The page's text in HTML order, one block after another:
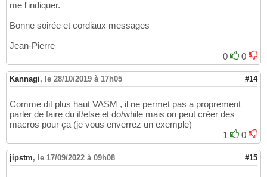
me l'indiquer.
Bonne soirée et cordiaux messages
Jean-Pierre
0
0
Kannagi, le 28/10/2019 à 17h05 #14
Comme dit plus haut VASM , il ne permet pas a proprement
parler de faire du if/else et do/while mais on peut créer des
macros pour ça (je vous enverrez un exemple)
1
0
jipstm, le 17/09/2022 à 09h08 #15